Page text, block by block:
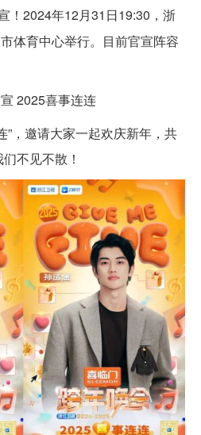
！2024年12月31日19:30，浙
体育中心举行。目前官宣阵容
”，邀请大家一起欢庆新年，共
不见不散！